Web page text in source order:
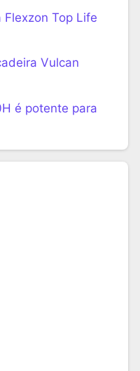
Top Life
Vulcan
é potente para